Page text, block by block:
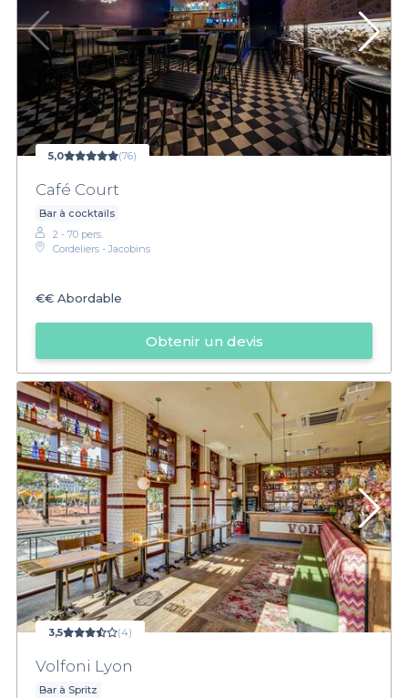
5,0 (76)
Café Court
Bar à cocktails
2 - 70 pers.
Cordeliers - Jacobins
€€ Abordable
Obtenir un devis
3,5 (4)
Volfoni Lyon
Bar à Spritz